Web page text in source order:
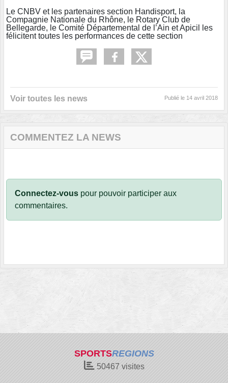
Le CNBV et les partenaires section Handisport, la
Compagnie Nationale du Rhône, le Rotary Club de
Bellegarde, le Comité Départemental de l’Ain et Apicil les
félicitent toutes les performances de cette section
Voir toutes les news Publié le 14 avril 2018
COMMENTEZ LA NEWS
Connectez-vous pour pouvoir participer aux
commentaires.
SPORTSREGIONS
50467 visites